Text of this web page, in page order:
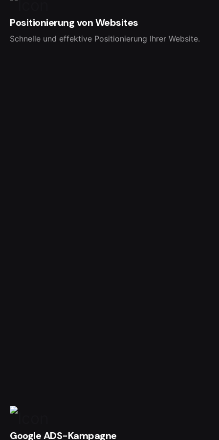
Positionierung von Websites
Schnelle und effektive Positionierung Ihrer Website.
Google ADS-Kampagne